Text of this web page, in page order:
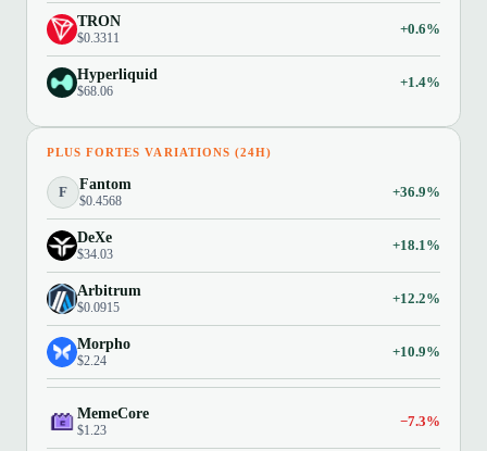
TRON
$0.3311
+0.6%
Hyperliquid
$68.06
+1.4%
PLUS FORTES VARIATIONS (24H)
F Fantom
$0.4568
+36.9%
DeXe
$34.03
+18.1%
Arbitrum
$0.0915
+12.2%
Morpho
$2.24
+10.9%
MemeCore
$1.23
−7.3%